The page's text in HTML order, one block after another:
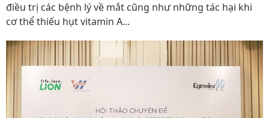
điều trị các bệnh lý về mắt cũng như những tác hại khi
cơ thể thiếu hụt vitamin A...